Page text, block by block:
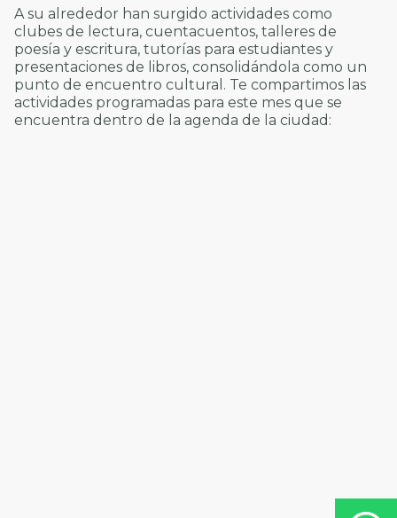
A su alrededor han surgido actividades como
clubes de lectura, cuentacuentos, talleres de
poesía y escritura, tutorías para estudiantes y
presentaciones de libros, consolidándola como un
punto de encuentro cultural. Te compartimos las
actividades programadas para este mes que se
encuentra dentro de la agenda de la ciudad: